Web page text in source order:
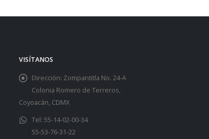
VISÍTANOS
Dirección: Zompantitla No. 24-A
Colonia Romero de Terreros,
Coyoacán, CDMX
Tel: 55-14-02-00-34
55-53-76-31-22